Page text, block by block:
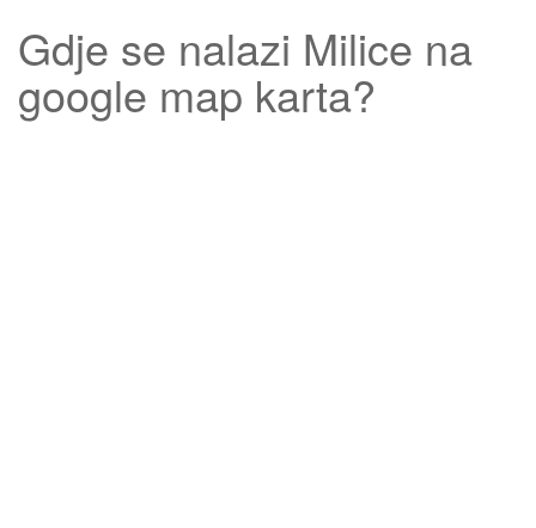
Gdje se nalazi Milice na
google map karta?